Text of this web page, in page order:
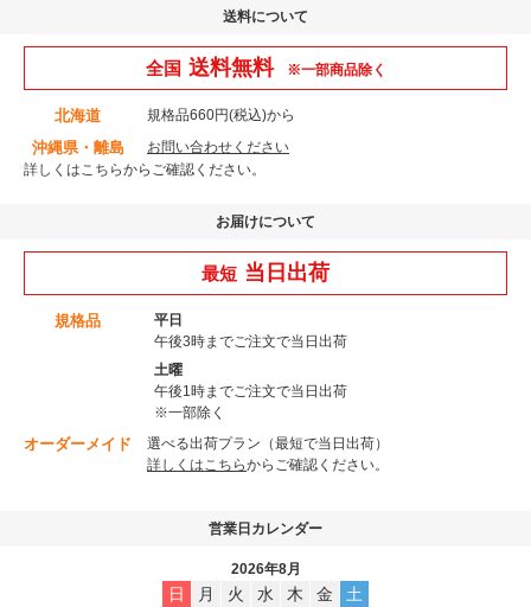
送料について
全国 送料無料 ※一部商品除く
北海道 規格品660円(税込)から
沖縄県・離島
お問い合わせください
詳しくはこちらからご確認ください。
お届けについて
最短 当日出荷
規格品
平日
午後3時までご注文で当日出荷
土曜
午後1時までご注文で当日出荷
※一部除く
オーダーメイド
選べる出荷プラン（最短で当日出荷）
詳しくはこちらからご確認ください。
営業日カレンダー
2026年8月
日 月 火 水 木 金
土